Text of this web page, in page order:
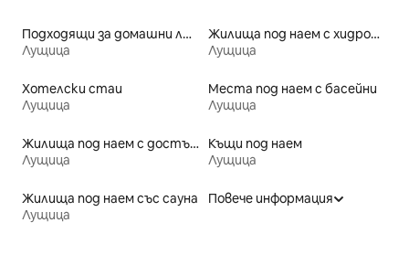
Подходящи за домашни любимци места под наем
Лущица
Жилища под наем с хидромасажна вана
Лущица
Хотелски стаи
Лущица
Места под наем с басейни
Лущица
Жилища под наем с достъп до плажа
Лущица
Къщи под наем
Лущица
Жилища под наем със сауна
Лущица
Повече информация